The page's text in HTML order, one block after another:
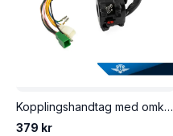
Kopplingshandtag med omkopplare, Yamaha DT50MX.
379 kr